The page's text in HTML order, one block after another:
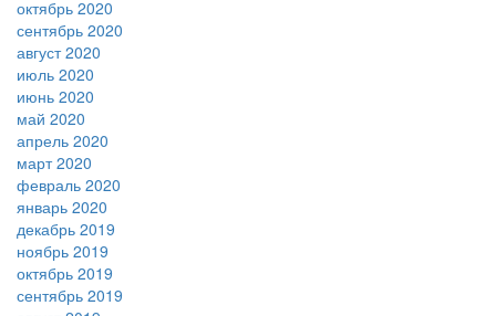
октябрь 2020
сентябрь 2020
август 2020
июль 2020
июнь 2020
май 2020
апрель 2020
март 2020
февраль 2020
январь 2020
декабрь 2019
ноябрь 2019
октябрь 2019
сентябрь 2019